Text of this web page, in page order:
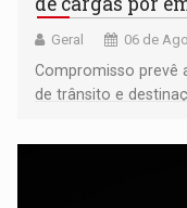
Geral 06 de
Compromisso prevê
de trânsito e